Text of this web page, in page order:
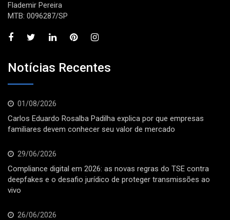
Flademir Pereira
MTB: 0096287/SP
Notícias Recentes
01/08/2026
Carlos Eduardo Rosalba Padilha explica por que empresas
familiares devem conhecer seu valor de mercado
29/06/2026
Compliance digital em 2026: as novas regras do TSE contra
deepfakes e o desafio jurídico de proteger transmissões ao
vivo
26/06/2026